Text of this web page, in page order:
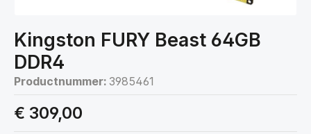
Kingston FURY Beast 64GB
DDR4
Productnummer: 3985461
€ 309,00